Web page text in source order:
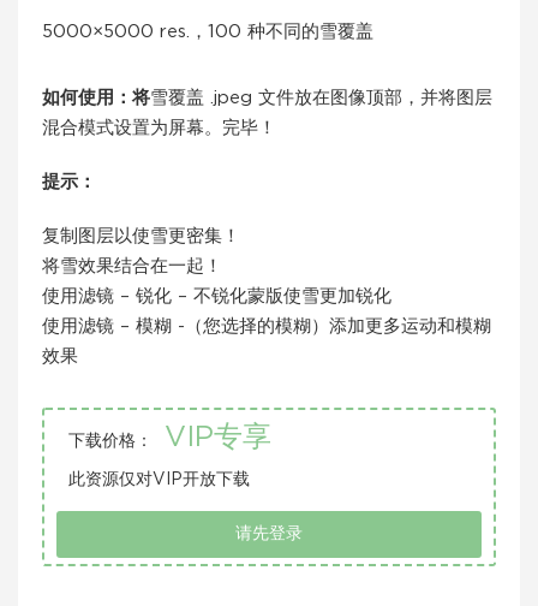
5000×5000 res.，100 种不同的雪覆盖
如何使用：将雪覆盖 .jpeg 文件放在图像顶部，并将图层
混合模式设置为屏幕。完毕！
提示：
复制图层以使雪更密集！
将雪效果结合在一起！
使用滤镜 – 锐化 – 不锐化蒙版使雪更加锐化
使用滤镜 – 模糊 -（您选择的模糊）添加更多运动和模糊
效果
下载价格： VIP专享
此资源仅对VIP开放下载
请先登录